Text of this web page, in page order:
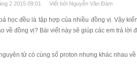
2 2015 09:01
Viết bởi Nguyễn Văn Đàm
học đều là tập hợp của nhiều đồng vị. Vậy
về đồng vị? Bài viết này sẽ giúp các em trả lời
tử có cùng số proton nhưng khác nhau